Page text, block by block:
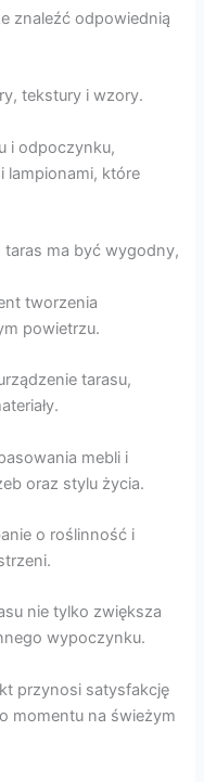
znaleźć odpowiednią
tekstury i wzory.
i odpoczynku,
lampionami, które
taras ma być wygodny,
tworzenia
powietrzu.
tarasu,
mebli i
oraz stylu życia.
o roślinność i
nie tylko zwiększa
wypoczynku.
przynosi satysfakcję
momentu na świeżym